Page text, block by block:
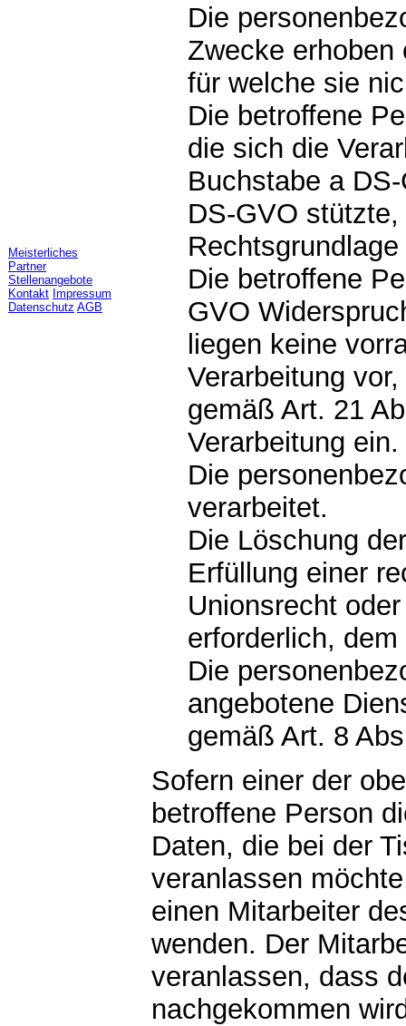
Meisterliches
Partner
Stellenangebote
Kontakt Impressum
Datenschutz AGB
Die
Zwecke
für welche sie
Die betroffene
die sich die
Buchstabe a
DS-GVO
Die betroffene
GVO
liegen keine
Verarbeitung
gemäß Art. 21
Verarbeitung ein.
Die
verarbeitet.
Die Löschung
Erfüllung einer
Unionsrecht
erforderlich,
Die
angebotene
gemäß Art. 8
Sofern einer der
betroffene Person
Daten, die bei der
veranlassen
einen Mitarbeiter
wenden. Der
veranlassen, dass
nachgekommen